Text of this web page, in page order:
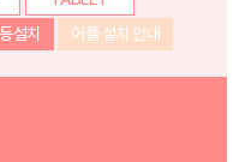
설치 어플 설치 안내